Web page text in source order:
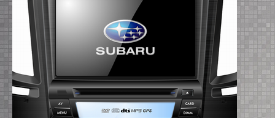
Videovalvesüsteemid
GPS navigatsiooniseadmete hooldus
Sõidukite distantskäivitus
Erilahendused
Leiunurk